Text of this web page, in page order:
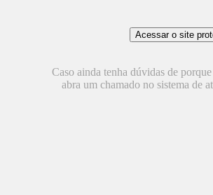
Caso ainda tenha dúvidas de
abra um chamado no sistema de